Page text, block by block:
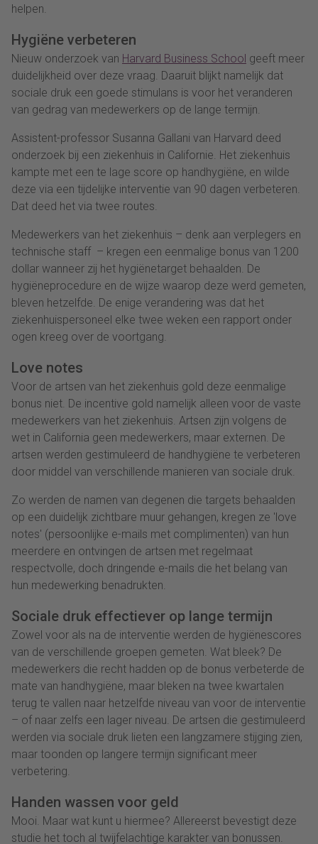
helpen.
Hygiëne verbeteren
Nieuw onderzoek van Harvard Business School geeft meer
duidelijkheid over deze vraag. Daaruit blijkt namelijk dat
sociale druk een goede stimulans is voor het veranderen
van gedrag van medewerkers op de lange termijn.
Assistent-professor Susanna Gallani van Harvard deed
onderzoek bij een ziekenhuis in Californie. Het ziekenhuis
kampte met een te lage score op handhygiëne, en wilde
deze via een tijdelijke interventie van 90 dagen verbeteren.
Dat deed het via twee routes.
Medewerkers van het ziekenhuis – denk aan verplegers en
technische staff – kregen een eenmalige bonus van 1200
dollar wanneer zij het hygiënetarget behaalden. De
hygiëneprocedure en de wijze waarop deze werd gemeten,
bleven hetzelfde. De enige verandering was dat het
ziekenhuispersoneel elke twee weken een rapport onder
ogen kreeg over de voortgang.
Love notes
Voor de artsen van het ziekenhuis gold deze eenmalige
bonus niet. De incentive gold namelijk alleen voor de vaste
medewerkers van het ziekenhuis. Artsen zijn volgens de
wet in California geen medewerkers, maar externen. De
artsen werden gestimuleerd de handhygiëne te verbeteren
door middel van verschillende manieren van sociale druk.
Zo werden de namen van degenen die targets behaalden
op een duidelijk zichtbare muur gehangen, kregen ze 'love
notes' (persoonlijke e-mails met complimenten) van hun
meerdere en ontvingen de artsen met regelmaat
respectvolle, doch dringende e-mails die het belang van
hun medewerking benadrukten.
Sociale druk effectiever op lange termijn
Zowel voor als na de interventie werden de hygiënescores
van de verschillende groepen gemeten. Wat bleek? De
medewerkers die recht hadden op de bonus verbeterde de
mate van handhygiëne, maar bleken na twee kwartalen
terug te vallen naar hetzelfde niveau van voor de interventie
– of naar zelfs een lager niveau. De artsen die gestimuleerd
werden via sociale druk lieten een langzamere stijging zien,
maar toonden op langere termijn significant meer
verbetering.
Handen wassen voor geld
Mooi. Maar wat kunt u hiermee? Allereerst bevestigt deze
studie het toch al twijfelachtige karakter van bonussen.